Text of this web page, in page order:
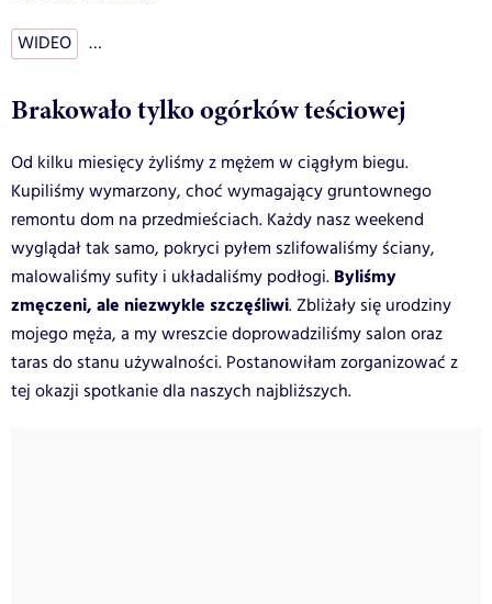
WIDEO …
Brakowało tylko ogórków teściowej
Od kilku miesięcy żyliśmy z mężem w ciągłym biegu.
Kupiliśmy wymarzony, choć wymagający gruntownego
remontu dom na przedmieściach. Każdy nasz weekend
wyglądał tak samo, pokryci pyłem szlifowaliśmy ściany,
malowaliśmy sufity i układaliśmy podłogi. Byliśmy
zmęczeni, ale niezwykle szczęśliwi. Zbliżały się urodziny
mojego męża, a my wreszcie doprowadziliśmy salon oraz
taras do stanu używalności. Postanowiłam zorganizować z
tej okazji spotkanie dla naszych najbliższych.